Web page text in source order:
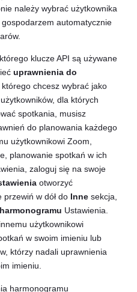
należy wybrać użytkownika
automatycznie
klucze API są używane
uprawnienia do
chcesz wybrać jako
dla których
spotkania, musisz
do planowania każdego
użytkownikowi Zoom,
planowanie spotkań w ich
zaloguj się na swoje
otworzyć
przewiń w dół do Inne sekcja,
Ustawienia.
użytkownikowi
w swoim imieniu lub
którzy nadali uprawnienia
imieniu.